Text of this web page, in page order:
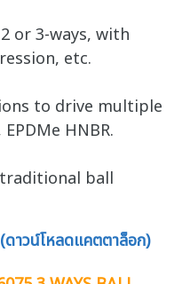
or 3-ways, with
etc.
to drive multiple
HNBR.
ball
าวน์โหลดแคตตาล็อก)